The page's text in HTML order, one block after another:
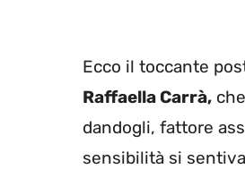
Ecco il toccante
Raffaella Carrà,
dandogli, fattore
sensibilità si